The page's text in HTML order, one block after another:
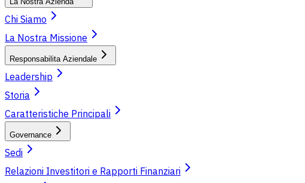
Chi Siamo
La Nostra Missione
Responsabilita Aziendale
Leadership
Storia
Caratteristiche Principali
Governance
Sedi
Relazioni Investitori e Rapporti Finanziari